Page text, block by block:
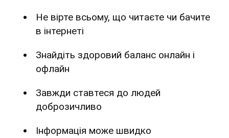
Не вірте всьому, що читаєте чи бачите
в інтернеті
Знайдіть здоровий баланс онлайн і
офлайн
Завжди ставтеся до людей
доброзичливо
Інформація може швидко